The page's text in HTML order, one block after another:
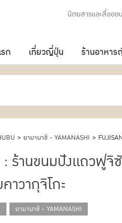
นิตยสารและสื่ออ
ก เที่ยวญี่ปุ่น ร้านอาหา
> ยามานาชิ - YAMANASHI >
: ร้านขนมปังแถวฟู
าวากุจิโกะ
ยามานาชิ - YAMANASHI